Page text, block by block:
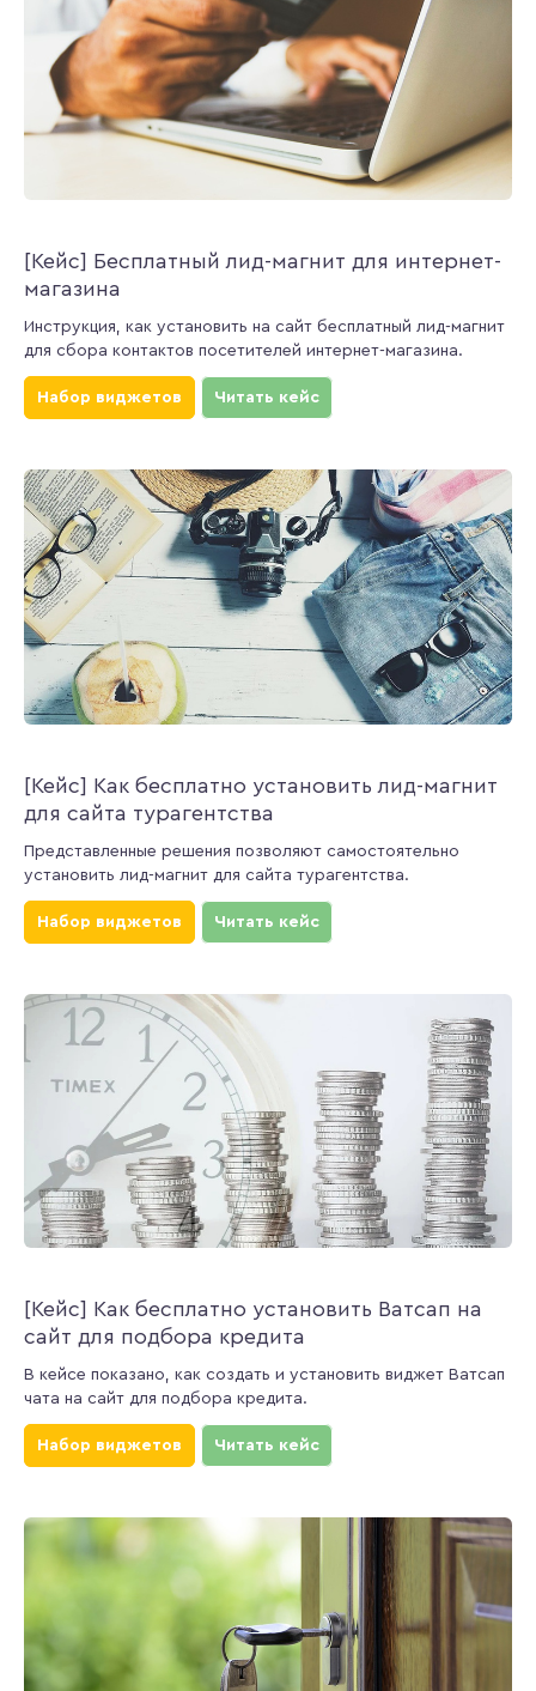
[Кейс] Бесплатный лид-магнит для интернет-
магазина
Инструкция, как установить на сайт бесплатный лид-магнит
для сбора контактов посетителей интернет-магазина.
Набор виджетов Читать кейс
[Кейс] Как бесплатно установить лид-магнит
для сайта турагентства
Представленные решения позволяют самостоятельно
установить лид-магнит для сайта турагентства.
Набор виджетов Читать кейс
[Кейс] Как бесплатно установить Ватсап на
сайт для подбора кредита
В кейсе показано, как создать и установить виджет Ватсап
чата на сайт для подбора кредита.
Набор виджетов Читать кейс